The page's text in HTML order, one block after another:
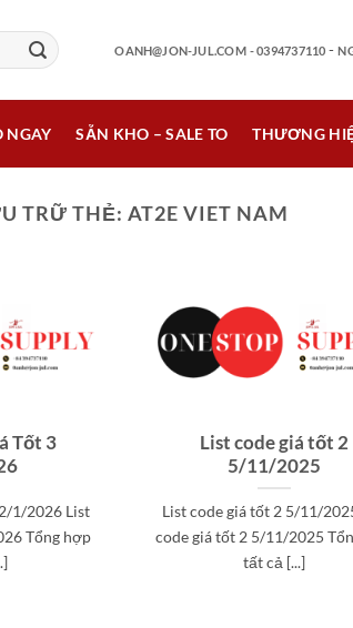
OANH@JON-JUL.COM - 0394737110 -
NGAY SẴN KHO – SALE TO THƯƠNG
TRỮ THẺ: AT2E VIET NAM
Tốt 3
1/2026 List
Tổng hợp
List code giá tốt 2
5/11/2025
List code giá tốt 2 5/11/
code giá tốt 2 5/11/2025
tất cả [...]